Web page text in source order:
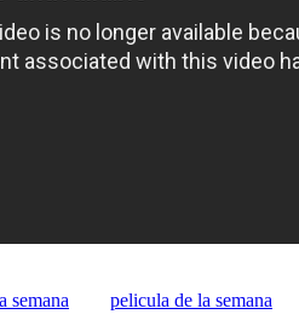
semana pelicula de la semana